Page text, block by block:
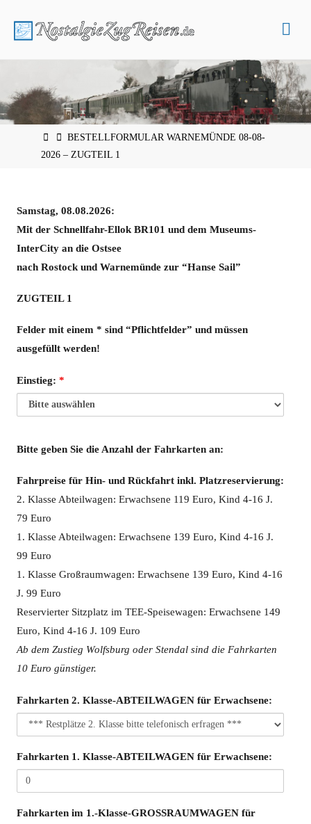
Inhalt
START
BESTELLFORMULAR WARNEMÜNDE 08-08-
2026 – ZUGTEIL 1
Samstag, 08.08.2026:
Mit der Schnellfahr-Ellok BR101 und dem Museums-
InterCity an die Ostsee
nach Rostock und Warnemünde zur “Hanse Sail”
ZUGTEIL 1
Felder mit einem * sind “Pflichtfelder” und müssen
ausgefüllt werden!
Einstieg: *
Bitte geben Sie die Anzahl der Fahrkarten an:
Fahrpreise für Hin- und Rückfahrt inkl. Platzreservierung:
2. Klasse Abteilwagen: Erwachsene 119 Euro, Kind 4-16 J.
79 Euro
1. Klasse Abteilwagen: Erwachsene 139 Euro, Kind 4-16 J.
99 Euro
1. Klasse Großraumwagen: Erwachsene 139 Euro, Kind 4-16
J. 99 Euro
Reservierter Sitzplatz im TEE-Speisewagen: Erwachsene 149
Euro, Kind 4-16 J. 109 Euro
Ab dem Zustieg Wolfsburg oder Stendal sind die Fahrkarten
10 Euro günstiger.
Fahrkarten 2. Klasse-ABTEILWAGEN für Erwachsene:
Fahrkarten 1. Klasse-ABTEILWAGEN für Erwachsene:
Fahrkarten im 1.-Klasse-GROSSRAUMWAGEN für